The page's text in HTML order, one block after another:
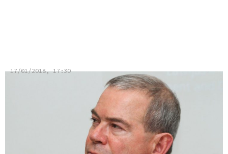
17/01/2018, 17:30